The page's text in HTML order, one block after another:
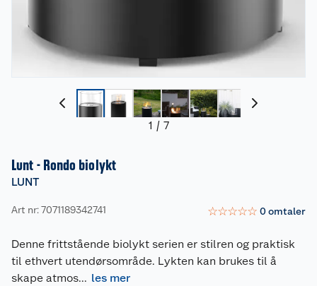
1 / 7
Lunt - Rondo biolykt
LUNT
Art nr: 7071189342741 ☆☆☆☆☆ 0omtaler
Denne frittstående biolykt serien er stilren og praktisk
til ethvert utendørsområde. Lykten kan brukes til å
skape atmos... les mer